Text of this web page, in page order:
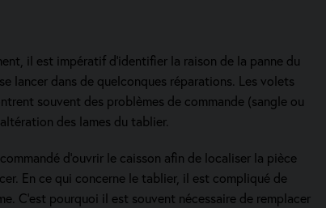
il est impératif d’identifier la raison de la panne du
lancer dans de quelconques réparations. Les volets
souvent des problèmes de commande (sangle ou
des lames du tablier.
d’ouvrir le caisson afin de localiser la pièce
En ce qui concerne le tablier, il est compliqué de
C’est pourquoi il est souvent nécessaire de remplacer